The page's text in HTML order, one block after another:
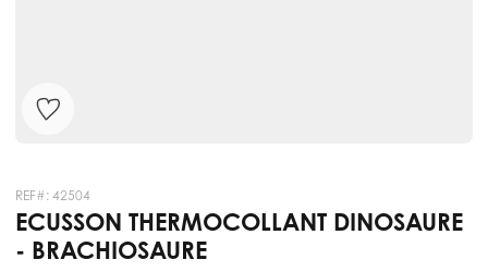
REF#: 42504
ECUSSON THERMOCOLLANT DINOSAURE
- BRACHIOSAURE